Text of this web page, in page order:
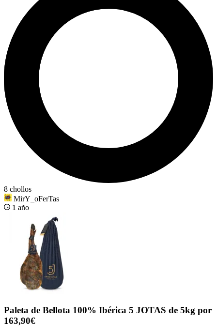
8 chollos
MirY_oFerTas
1 año
Paleta de Bellota 100% Ibérica 5 JOTAS de 5kg por
163,90€